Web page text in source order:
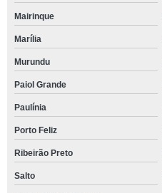
Mairinque
Marília
Murundu
Paiol Grande
Paulínia
Porto Feliz
Ribeirão Preto
Salto